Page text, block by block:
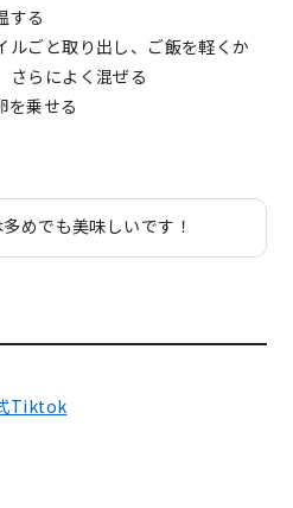
する
ごと取り出し、ご飯を軽くか
さらによく混ぜる
を乗せる
めでも美味しいです！
Tiktok